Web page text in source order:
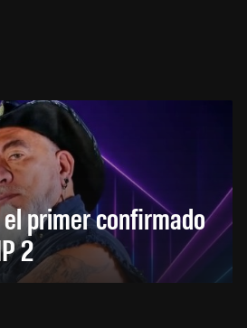
primer confirmado
2